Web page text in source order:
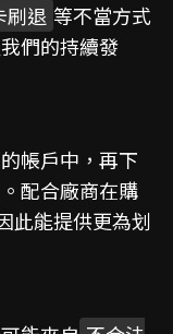
刷退 等不當方式
們的持續發
帳戶中，再下
配合廠商在購
此能提供更為划